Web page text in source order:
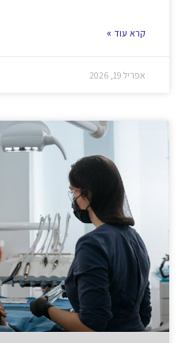
קרא עוד »
אפריל 19, 2026